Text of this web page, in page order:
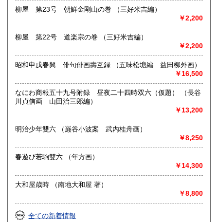
取り扱い分野
美術工芸、近代文献、趣味、サブカルチャー、古書一般（そ
柳屋 第23号 朝鮮金剛山の巻 （三好米吉編）
￥2,200
柳屋 第22号 道楽宗の巻 （三好米吉編）
￥2,200
昭和申戌春興 俳句俳画壽互録 （五味松塘編 益田柳外画）
￥16,500
なにわ商報五十九号附録 昼夜二十四時双六（仮題） （長谷
川貞信画 山田治三郎編）
￥13,200
明治少年雙六 （巌谷小波案 武内桂舟画）
￥8,250
春遊び若駒雙六 （年方画）
￥14,300
大和屋歳時 （南地大和屋 著）
￥8,800
全ての新着情報